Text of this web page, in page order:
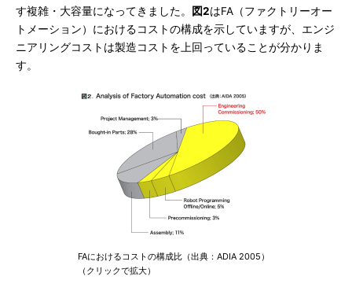
す複雑・大容量になってきました。
図2はFA（ファクトリーオー
トメーション）におけるコストの構成を示していますが、エンジ
ニアリングコストは製造コストを上回っていることが分かりま
す。
FAにおけるコストの構成比（出典：ADIA 2005）
（クリックで拡大）